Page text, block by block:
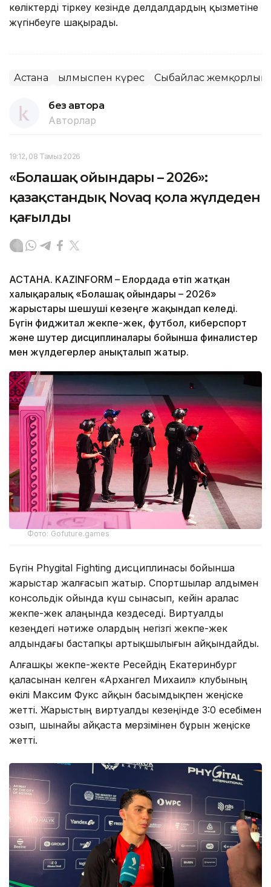
көліктерді тіркеу кезінде делдалдардың қызметіне
жүгінбеуге шақырады.
Астана Қылмыспен күрес Сыбайлас
без автора
Авторлар
19:12, 08 Тамыз 2026
«Болашақ ойындары – 2026»:
қазақстандық Novaq қола жүлдеден
қағылды
АСТАНА. KAZINFORM – Елордада өтіп жатқан
халықаралық «Болашақ ойындары – 2026»
жарыстары шешуші кезеңге жақындап келеді.
Бүгін фиджитал жекпе-жек, футбол, киберспорт
және шутер дисциплиналары бойынша финалистер
мен жүлдегерлер анықталып жатыр.
Фото: Gofuture.games
Бүгін Phygital Fighting дисциплинасы бойынша
жарыстар жалғасып жатыр. Спортшылар алдымен
консольдік ойында күш сынасып, кейін аралас
жекпе-жек алаңында кездеседі. Виртуалды
кезеңдегі нәтиже олардың негізгі жекпе-жек
алдындағы бастапқы артықшылығын айқындайды.
Алғашқы жекпе-жекте Ресейдің Екатеринбург
қаласынан келген «Архангел Михаил» клубының
өкілі Максим Фукс айқын басымдықпен жеңіске
жетті. Жарыстың виртуалды кезеңінде 3:0 есебімен
озып, шынайы айқаста мерзімінен бұрын жеңіске
жетті.